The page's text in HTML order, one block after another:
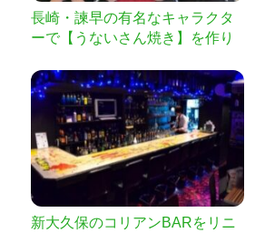
長崎・諫早の有名なキャラクタ
ーで【うないさん焼き】を作り
新大久保のコリアンBARをリニ